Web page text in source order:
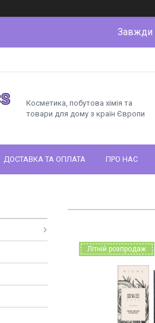
Завжди
Косметика, побутова хімія та
товари для дому з країн Європи
ДОСТАВКА ТА ОПЛАТА ПРО НАС
Літній розпродаж